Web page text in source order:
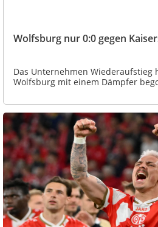
Wolfsburg nur 0:0 gegen
Das Unternehmen Wiederaufstieg
Wolfsburg mit einem Dämpfer